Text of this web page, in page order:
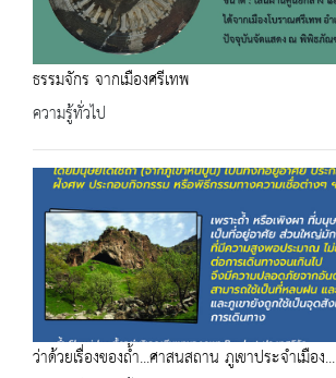
ธรรมจักร จากเมืองศรีเทพ
ความรู้ทั่วไป
ว่าด้วยเรื่องของถ้ำ​...ศาสนสถาน​ ภูเขาประจำเมือง...